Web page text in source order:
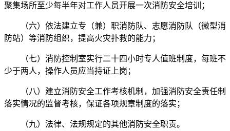
聚集场所至少每半年对工作人员开展一次消防安全培训；
（六）依法建立专（兼）职消防队、志愿消防队（微型消
防站）等消防组织，提高火灾扑救的能力；
（七）消防控制室实行二十四小时专人值班制度，每班不
少于两人，操作人员应当持证上岗；
（八）建立消防安全工作考核机制，加强消防安全责任制
落实情况的监督考核，保证各项规章制度的落实；
（九）法律、法规规定的其他消防安全职责。